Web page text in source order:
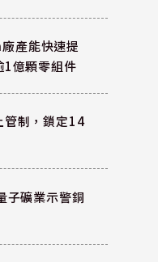
產能快速提
億顆零組件
管制，鎖定14
子礦業示警銅